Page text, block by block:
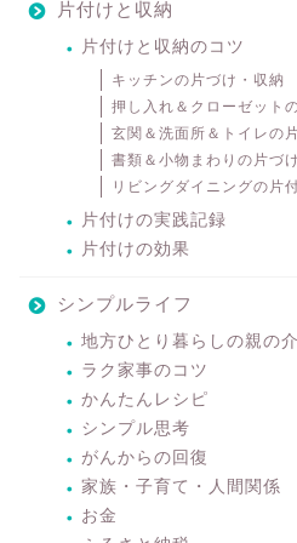
片付けと収納
片付けと収納のコツ
キッチンの片づけ・収納
押し入れ＆クローゼット
玄関＆洗面所＆トイレの
書類＆小物まわりの片づ
リビングダイニングの片
片付けの実践記録
片付けの効果
シンプルライフ
地方ひとり暮らしの親の
ラク家事のコツ
かんたんレシピ
シンプル思考
がんからの回復
家族・子育て・人間関係
お金